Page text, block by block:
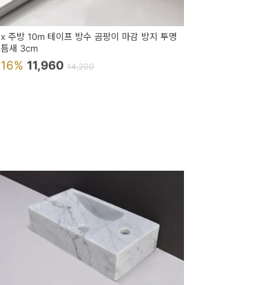
x 주방 10m 테이프 방수 곰팡이 마감 방지 투명
틈새 3cm
16%11,96014,200